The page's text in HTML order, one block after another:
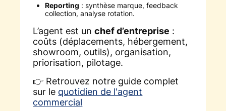
Reporting : synthèse marque, feedback
collection, analyse rotation.
L’agent est unchef d’entreprise :
coûts (déplacements, hébergement,
showroom, outils), organisation,
priorisation, pilotage.
👉 Retrouvez notre guide complet
sur le quotidien de l'agent
commercial